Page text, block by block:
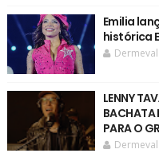
Emilia
histórica
LENNY
BACHATA
PARA O